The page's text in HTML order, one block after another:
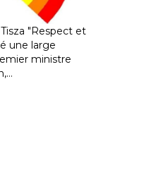
Peter
"Respect et
une large
ministre